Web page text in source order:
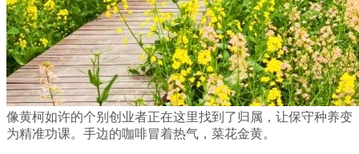
像黄柯如许的个别创业者正在这里找到了归属，让保守种养变
为精准功课。手边的咖啡冒着热气，菜花金黄。